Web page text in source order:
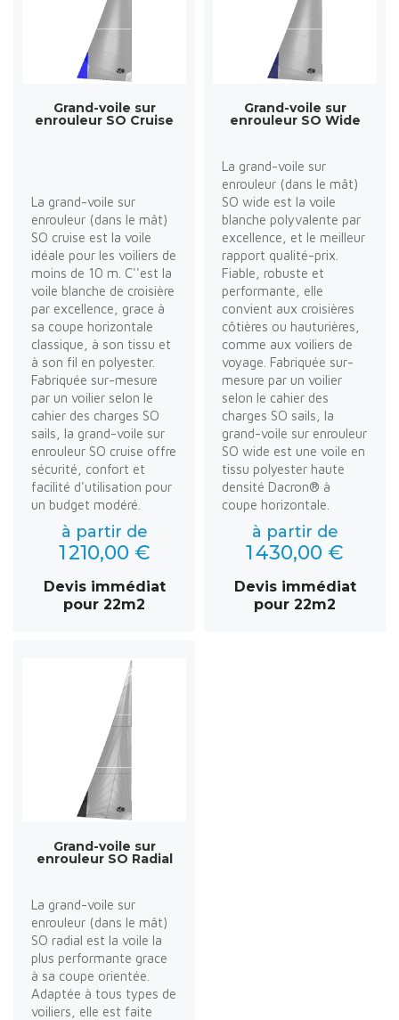
Grand-voile sur
enrouleur SO Cruise
La grand-voile sur
enrouleur (dans le mât)
SO cruise est la voile
idéale pour les voiliers de
moins de 10 m. C''est la
voile blanche de croisière
par excellence, grace à
sa coupe horizontale
classique, à son tissu et
à son fil en polyester.
Fabriquée sur-mesure
par un voilier selon le
cahier des charges SO
sails, la grand-voile sur
enrouleur SO cruise offre
sécurité, confort et
facilité d'utilisation pour
un budget modéré.
à partir de
1 210,00 €
Devis immédiat
pour 22m2
Grand-voile sur
enrouleur SO Wide
La grand-voile sur
enrouleur (dans le mât)
SO wide est la voile
blanche polyvalente par
excellence, et le meilleur
rapport qualité-prix.
Fiable, robuste et
performante, elle
convient aux croisières
côtières ou hauturières,
comme aux voiliers de
voyage. Fabriquée sur-
mesure par un voilier
selon le cahier des
charges SO sails, la
grand-voile sur enrouleur
SO wide est une voile en
tissu polyester haute
densité Dacron® à
coupe horizontale.
à partir de
1 430,00 €
Devis immédiat
pour 22m2
Grand-voile sur
enrouleur SO Radial
La grand-voile sur
enrouleur (dans le mât)
SO radial est la voile la
plus performante grace
à sa coupe orientée.
Adaptée à tous types de
voiliers, elle est faite